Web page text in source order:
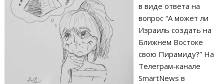
в виде ответа на
вопрос “А может ли
Израиль создать на
Ближнем Востоке
свою Пирамиду?” На
Телеграм-канале
SmartNews в